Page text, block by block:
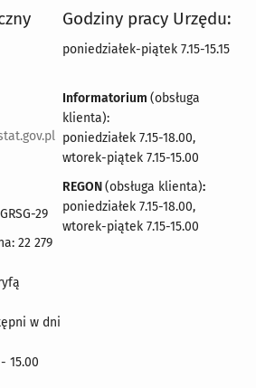
29
22 279
w dni
15.00
Godziny pracy Urzędu:
poniedziałek-piątek 7.15-15.15
Informatorium (obsługa
klienta):
poniedziałek 7.15-18.00,
wtorek-piątek 7.15-15.00
REGON(obsługa klienta):
poniedziałek 7.15-18.00,
wtorek-piątek 7.15-15.00